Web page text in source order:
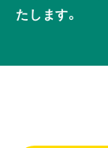
たします。